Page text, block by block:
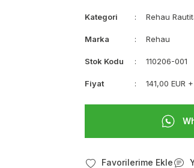
Kategori Rehau
Marka Rehau
Stok Kodu 110206-001
Fiyat 141,00 EUR